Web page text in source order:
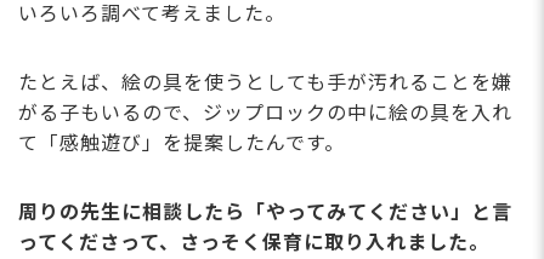
いろいろ調べて考えました。
たとえば、絵の具を使うとしても手が汚れることを嫌
がる子もいるので、ジップロックの中に絵の具を入れ
て「感触遊び」を提案したんです。
周りの先生に相談したら「やってみてください」と言
ってくださって、さっそく保育に取り入れました。